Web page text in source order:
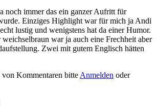
noch immer das ein ganzer Aufritt für
Einziges Highlight war für mich ja Andi
lustig und wenigstens hat da einer Humor.
war ja auch eine Frechheit aber
Zwei mit gutem Englisch hätten
von Kommentaren bitte Anmelden oder